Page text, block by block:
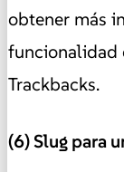
obtener más
funcionalidad
Trackbacks.
(6) Slug para